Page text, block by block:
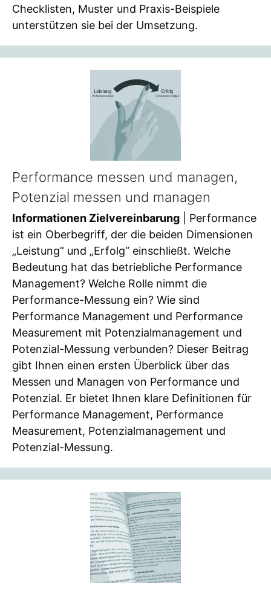
Checklisten, Muster und Praxis-Beispiele
unterstützen sie bei der Umsetzung.
Performance messen und managen,
Potenzial messen und managen
Informationen Zielvereinbarung | Performance
ist ein Oberbegriff, der die beiden Dimensionen
„Leistung“ und „Erfolg“ einschließt. Welche
Bedeutung hat das betriebliche Performance
Management? Welche Rolle nimmt die
Performance-Messung ein? Wie sind
Performance Management und Performance
Measurement mit Potenzialmanagement und
Potenzial-Messung verbunden? Dieser Beitrag
gibt Ihnen einen ersten Überblick über das
Messen und Managen von Performance und
Potenzial. Er bietet Ihnen klare Definitionen für
Performance Management, Performance
Measurement, Potenzialmanagement und
Potenzial-Messung.